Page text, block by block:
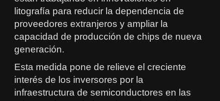
litografía para reducir la dependencia de
proveedores extranjeros y ampliar la
capacidad de producción de chips de nueva
generación.
Esta medida pone de relieve el creciente
interés de los inversores por la
infraestructura de semiconductores en las